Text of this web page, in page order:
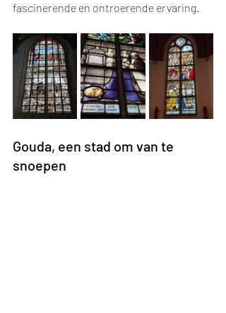
fascinerende en ontroerende ervaring.
Gouda, een stad om van te
snoepen